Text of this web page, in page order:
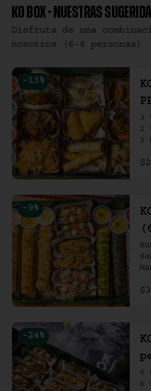
KO BOX - NUESTRAS
Disfruta de una
nosotros (6-8 personas)
-13 %
3
2
3
3
- 9%
2
-24 %
6
6